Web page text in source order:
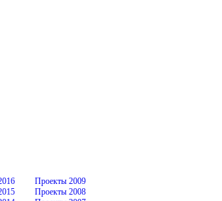
Проекты 2009
Проекты 2008